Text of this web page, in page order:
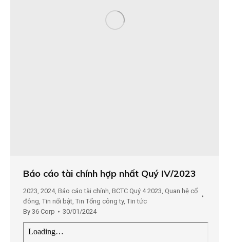
Báo cáo tài chính hợp nhất Quý IV/2023
2023 2024, Báo cáo tài chính BCTC Quý 4 2023 Quan hệ cổ
đông Tin nổi bật Tin Tổng công ty, Tin tức
By 36 Corp 30/01/2024